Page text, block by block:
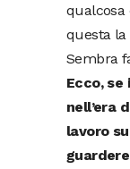
qualcosa
questa la
Sembra
Ecco, se
nell’era
lavoro